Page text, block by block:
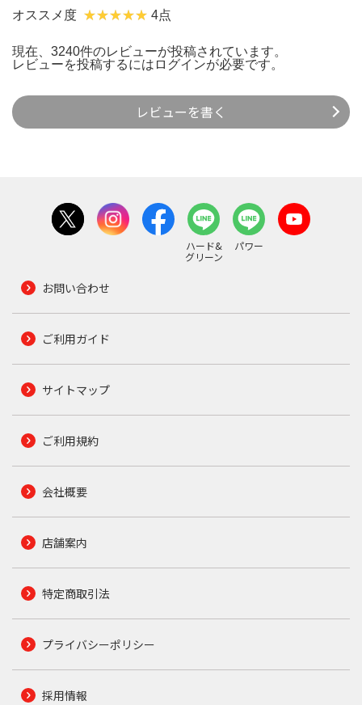
オススメ度 4点
現在、3240件のレビューが投稿されています。
レビューを投稿するには ログインが必要です。
レビューを書く
ハード&
グリーン
パワー
お問い合わせ
ご利用ガイド
サイトマップ
ご利用規約
会社概要
店舗案内
特定商取引法
プライバシーポリシー
採用情報